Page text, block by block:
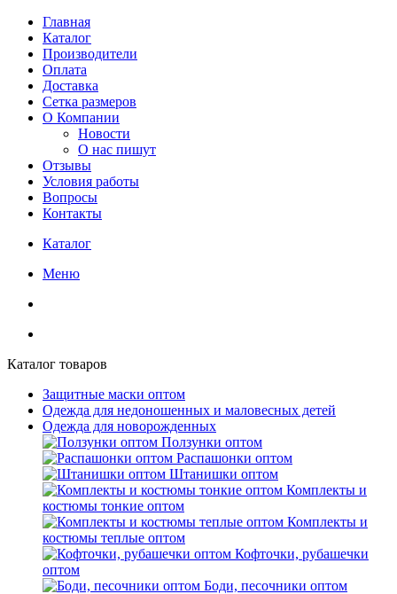
Главная
Каталог
Производители
Оплата
Доставка
Сетка размеров
О Компании
Новости
О нас пишут
Отзывы
Условия работы
Вопросы
Контакты
Каталог
Меню
Каталог товаров
Защитные маски оптом
Одежда для недоношенных и маловесных детей
Одежда для новорожденных
Ползунки оптом
Распашонки оптом
Штанишки оптом
Комплекты и
костюмы тонкие оптом
Комплекты и
костюмы теплые оптом
Кофточки, рубашечки
оптом
Боди, песочники оптом